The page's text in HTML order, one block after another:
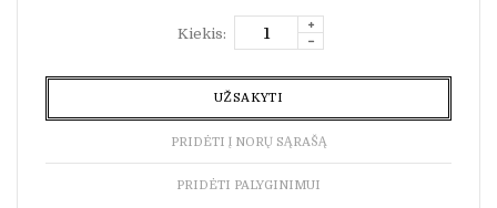
Kiekis:
UŽSAKYTI
PRIDĖTI Į NORŲ SĄRAŠĄ
PRIDĖTI PALYGINIMUI